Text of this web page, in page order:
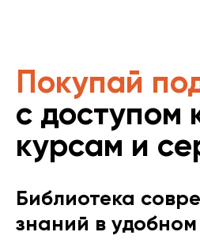
Покупай
с доступом
курсам и
Библиотека
знаний в